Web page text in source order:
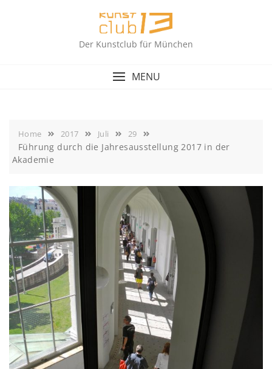
Der Kunstclub für München
MENU
Home 2017 Juli 29
Führung durch die Jahresausstellung 2017 in der
Akademie